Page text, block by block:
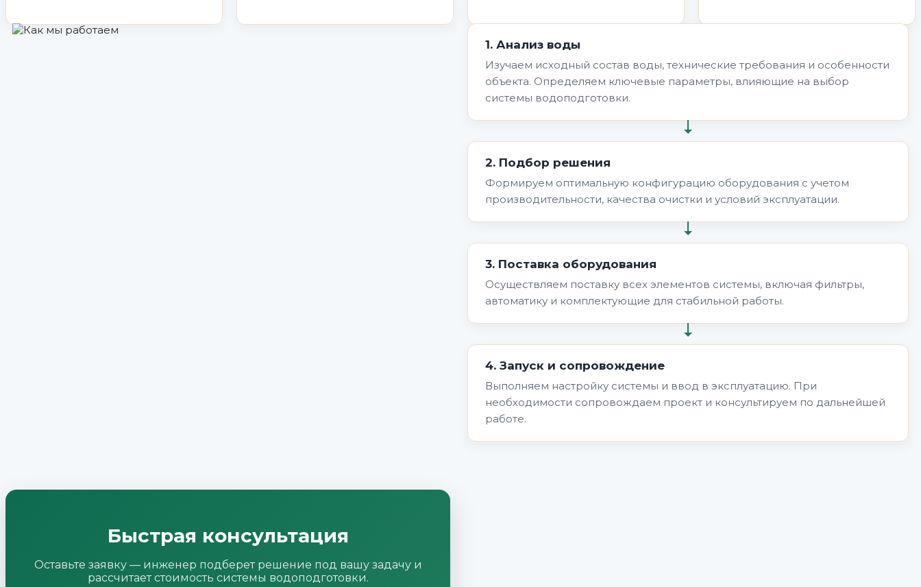
1. Анализ воды
Изучаем исходный состав воды, технические требования и особенности
объекта. Определяем ключевые параметры, влияющие на выбор
системы водоподготовки.
2. Подбор решения
Формируем оптимальную конфигурацию оборудования с учетом
производительности, качества очистки и условий эксплуатации.
3. Поставка оборудования
Осуществляем поставку всех элементов системы, включая фильтры,
автоматику и комплектующие для стабильной работы.
4. Запуск и сопровождение
Выполняем настройку системы и ввод в эксплуатацию. При
необходимости сопровождаем проект и консультируем по дальнейшей
работе.
Быстрая консультация
Оставьте заявку — инженер подберет решение под вашу задачу и
рассчитает стоимость системы водоподготовки.